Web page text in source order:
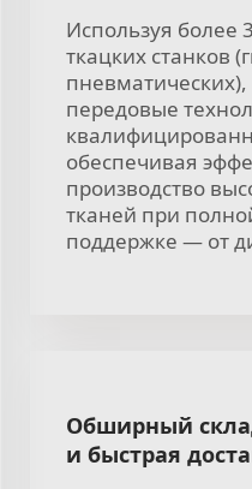
Используя более
ткацких станков
передовые
обеспечивая
производство
тканей при
поддержке — от
Обширный
и быстрая